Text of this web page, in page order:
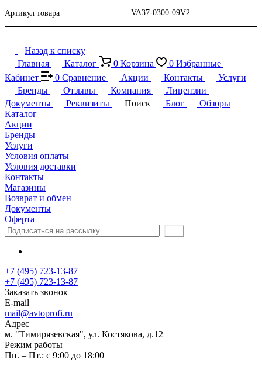
Артикул товара VA37-0300-09V2
Назад к списку
Главная
Каталог 0 Корзина 0 Избранные
Кабинет
0 Сравнение Акции Контакты
Услуги
Бренды
Отзывы Компания
Лицензии
Документы
Реквизиты Поиск Блог
Обзоры
Каталог
Акции
Бренды
Услуги
Условия оплаты
Условия доставки
Контакты
Магазины
Возврат и обмен
Документы
Оферта
+7 (495) 723-13-87
+7 (495) 723-13-87
Заказать звонок
E-mail
mail@avtoprofi.ru
Адрес
м. "Тимирязевская", ул. Костякова, д.12
Режим работы
Пн. – Пт.: с 9:00 до 18:00